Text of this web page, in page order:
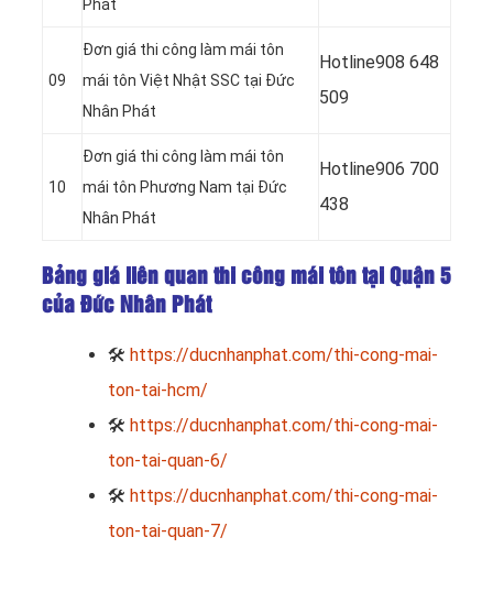
Phát
09
Đơn giá thi công làm mái tôn
mái tôn Việt Nhật SSC tại Đức
Nhân Phát
Hotline908 648
509
10
Đơn giá thi công làm mái tôn
mái tôn Phương Nam tại Đức
Nhân Phát
Hotline906 700
438
Bảng giá liên quan thi công mái tôn tại Quận 5
của Đức Nhân Phát
🛠 https://ducnhanphat.com/thi-cong-mai-
ton-tai-hcm/
🛠 https://ducnhanphat.com/thi-cong-mai-
ton-tai-quan-6/
🛠 https://ducnhanphat.com/thi-cong-mai-
ton-tai-quan-7/